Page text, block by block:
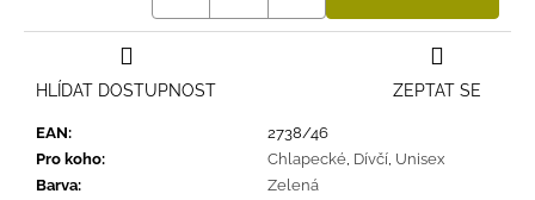
EAN:
2738/46
Pro koho: Chlapecké Dívčí Unisex
Barva:
Zelená
ZEPTAT SE
HLÍDAT DOSTUPNOST